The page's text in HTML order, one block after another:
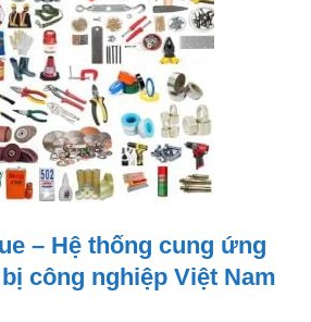
– Hệ thống cung ứng
công nghiệp Việt Nam